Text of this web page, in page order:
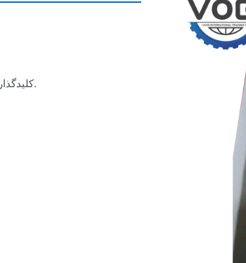
کلیدگذاری مکانیکی از قرارگیری ماژول ورودی/خروجی اشتباه جلوگیری می‌کند.